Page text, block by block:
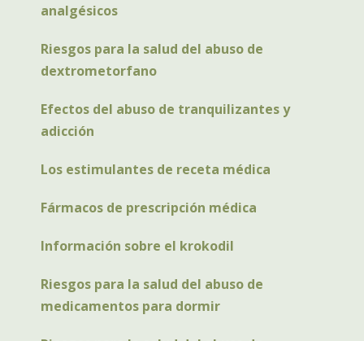
analgésicos
Riesgos para la salud del abuso de
dextrometorfano
Efectos del abuso de tranquilizantes y
adicción
Los estimulantes de receta médica
Fármacos de prescripción médica
Información sobre el krokodil
Riesgos para la salud del abuso de
medicamentos para dormir